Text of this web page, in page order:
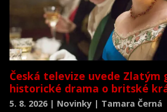
Česká televize uvede Zlatým
historické drama o britské
5. 8. 2026 | Novinky | Tamara Černá